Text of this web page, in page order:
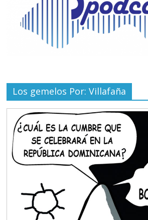
Los gemelos Por: Villafaña